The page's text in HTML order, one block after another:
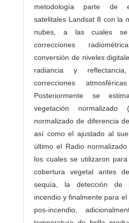
metodología parte de
satelitales Landsat 8 con la
nubes, a las cuales
correcciones
conversión de niveles
radiancia y
correcciones
Posteriormente se
vegetación
normalizado de diferencia
así como el ajustado al
último el Radio normalizado
los cuales se utilizaron
cobertura vegetal antes
sequía, la detección de
incendio y finalmente para
pos-incendio,